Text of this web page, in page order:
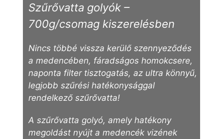
Szűrővatta golyók –
700g/csomag kiszerelésben
Nincs többé vissza kerülő szennyeződés
a medencében, fáradságos homokcsere,
naponta filter tisztogatás, az ultra könnyű,
legjobb szűrési hatékonysággal
rendelkező szűrővatta!
A szűrővatta golyó, amely hatékony
megoldást nyújt a medencék vizének